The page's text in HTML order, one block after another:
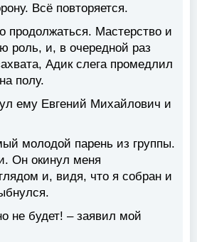
Всё повторяется.
продолжаться. Мастерство и
роль, и, в очередной раз
Адик слега промедлил
полу.
ему Евгений Михайлович и
молодой парень из группы.
Он окинул меня
и, видя, что я собран и
не будет! – заявил мой